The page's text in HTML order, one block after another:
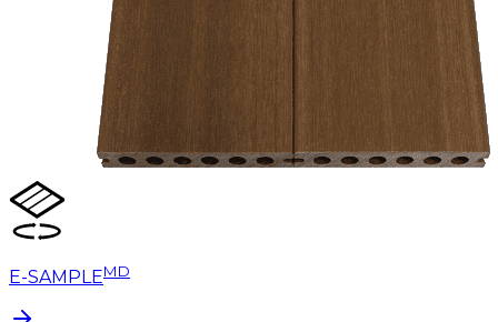
E-SAMPLEMD